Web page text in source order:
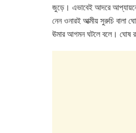
জুড়ে। এভাবেই আদরে আপ্যায়নে
নেন ওনারই আত্মীয় সুরুচি বালা
ঊমার আগমন ঘটলে বলে। ঘোষ